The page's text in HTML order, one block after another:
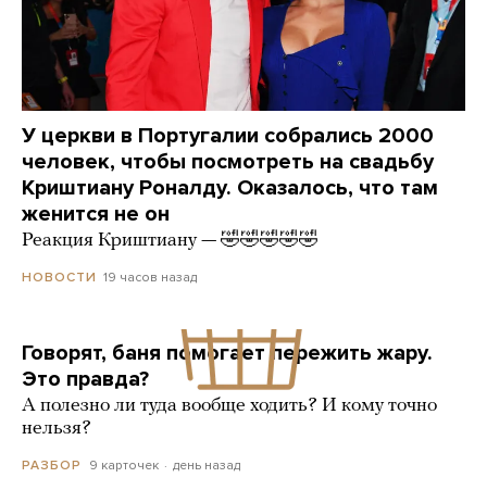
У церкви в Португалии собрались 2000
человек, чтобы посмотреть на свадьбу
Криштиану Роналду. Оказалось, что там
женится не он
Реакция Криштиану — 🤣🤣🤣🤣🤣
НОВОСТИ 19 часов назад
Говорят, баня помогает пережить жару.
Это правда?
А полезно ли туда вообще ходить? И кому точно
нельзя?
РАЗБОР 9 карточек день назад